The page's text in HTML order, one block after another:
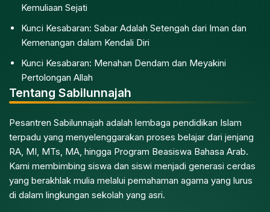
Kemuliaan Sejati
Kunci Kesabaran: Sabar Adalah Setengah dari Iman dan
Kemenangan dalam Kendali Diri
Kunci Kesabaran: Menahan Dendam dan Meyakini
Pertolongan Allah
Tentang Sabilunnajah
Pesantren Sabilunnajah adalah lembaga pendidikan Islam
terpadu yang menyelenggarakan proses belajar dari jenjang
RA, MI, MTs, MA, hingga Program Beasiswa Bahasa Arab.
Kami membimbing siswa dan siswi menjadi generasi cerdas
yang berakhlak mulia melalui pemahaman agama yang lurus
di dalam lingkungan sekolah yang asri.